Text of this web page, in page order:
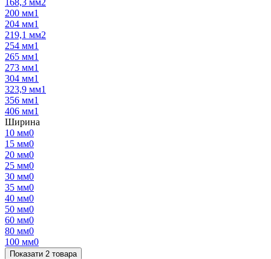
200 мм1
204 мм1
219,1 мм2
254 мм1
265 мм1
273 мм1
304 мм1
323,9 мм1
356 мм1
406 мм1
Ширина
10 мм0
15 мм0
20 мм0
25 мм0
30 мм0
35 мм0
40 мм0
50 мм0
60 мм0
80 мм0
100 мм0
Показати 2 товара